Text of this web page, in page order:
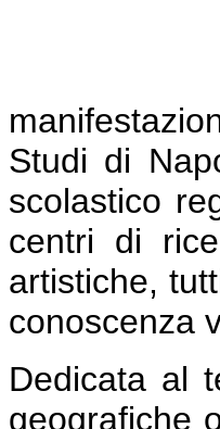
Studi di
scolastico
centri di
artistiche,
conoscenza
Dedicata al
geografiche